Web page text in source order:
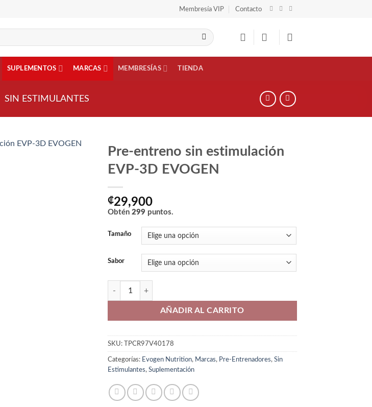
Membresía VIP Contacto
SUPLEMENTOS MARCAS MEMBRESÍAS TIENDA
SIN ESTIMULANTES
Pre-entreno sin estimulación
EVP-3D EVOGEN
₡29,900
Obtén299 puntos.
Tamaño
Sabor
Pre-entreno sin estimulación EVP-3D EVOGEN cantidad
AÑADIR AL CARRITO
SKU: TPCR97V40178
Categorías: Evogen Nutrition, Marcas, Pre-Entrenadores,Sin
Estimulantes,Suplementación